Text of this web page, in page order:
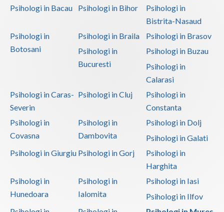
Psihologi in Bacau
Psihologi in Bihor
Psihologi in
Bistrita-Nasaud
Psihologi in
Botosani
Psihologi in Braila
Psihologi in Brasov
Psihologi in
Bucuresti
Psihologi in Buzau
Psihologi in
Calarasi
Psihologi in Caras-
Severin
Psihologi in Cluj
Psihologi in
Constanta
Psihologi in
Covasna
Psihologi in
Dambovita
Psihologi in Dolj
Psihologi in Galati
Psihologi in Giurgiu Psihologi in Gorj
Psihologi in
Harghita
Psihologi in
Hunedoara
Psihologi in
Ialomita
Psihologi in Iasi
Psihologi in Ilfov